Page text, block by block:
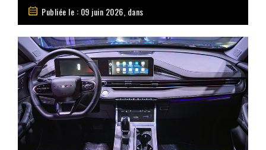
Publiée le : 09 juin 2026, dans